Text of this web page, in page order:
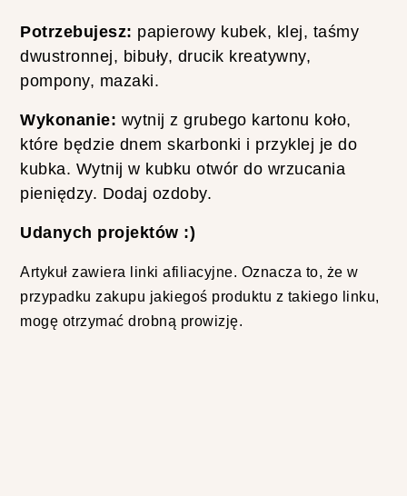
Potrzebujesz: papierowy kubek, klej, taśmy
dwustronnej, bibuły, drucik kreatywny,
pompony, mazaki.
Wykonanie: wytnij z grubego kartonu koło,
które będzie dnem skarbonki i przyklej je do
kubka. Wytnij w kubku otwór do wrzucania
pieniędzy. Dodaj ozdoby.
Udanych projektów :)
Artykuł zawiera linki afiliacyjne. Oznacza to, że w
przypadku zakupu jakiegoś produktu z takiego linku,
mogę otrzymać drobną prowizję.